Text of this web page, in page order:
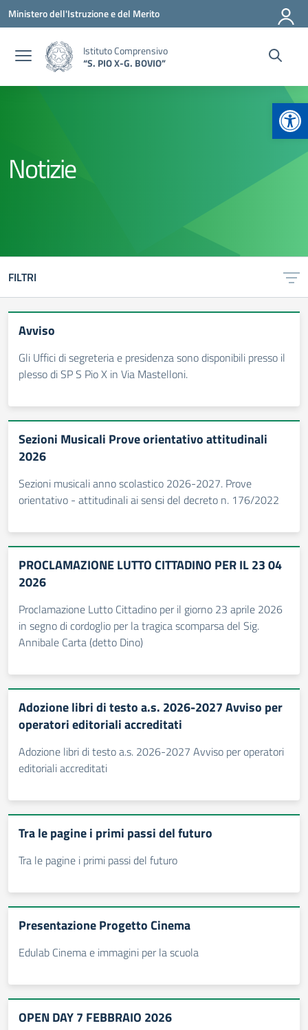
Vai ai contenuti
Vai al menu di navigazione
Vai al footer
Ministero dell'Istruzione e del Merito
Istituto Comprensivo
“S. PIO X-G. BOVIO”
Notizie
FILTRI
Avviso
Gli Uffici di segreteria e presidenza sono disponibili presso il
plesso di SP S Pio X in Via Mastelloni.
Sezioni Musicali Prove orientativo attitudinali
2026
Sezioni musicali anno scolastico 2026-2027. Prove
orientativo - attitudinali ai sensi del decreto n. 176/2022
PROCLAMAZIONE LUTTO CITTADINO PER IL 23 04
2026
Proclamazione Lutto Cittadino per il giorno 23 aprile 2026
in segno di cordoglio per la tragica scomparsa del Sig.
Annibale Carta (detto Dino)
Adozione libri di testo a.s. 2026-2027 Avviso per
operatori editoriali accreditati
Adozione libri di testo a.s. 2026-2027 Avviso per operatori
editoriali accreditati
Tra le pagine i primi passi del futuro
Tra le pagine i primi passi del futuro
Presentazione Progetto Cinema
Edulab Cinema e immagini per la scuola
OPEN DAY 7 FEBBRAIO 2026